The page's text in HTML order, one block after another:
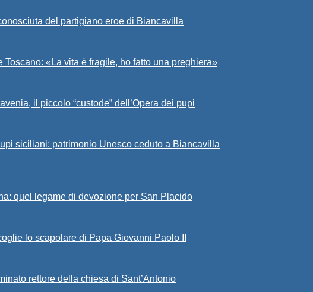
del partigiano eroe di Biancavilla
Toscano: «La vita è fragile, ho fatto una preghiera»
il piccolo “custode” dell’Opera dei pupi
siciliani: patrimonio Unesco ceduto a Biancavilla
quel legame di devozione per San Placido
lo scapolare di Papa Giovanni Paolo II
rettore della chiesa di Sant’Antonio